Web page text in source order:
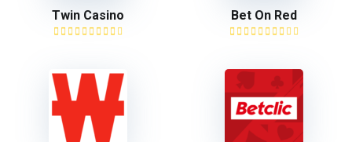
Twin Casino Bet On Red